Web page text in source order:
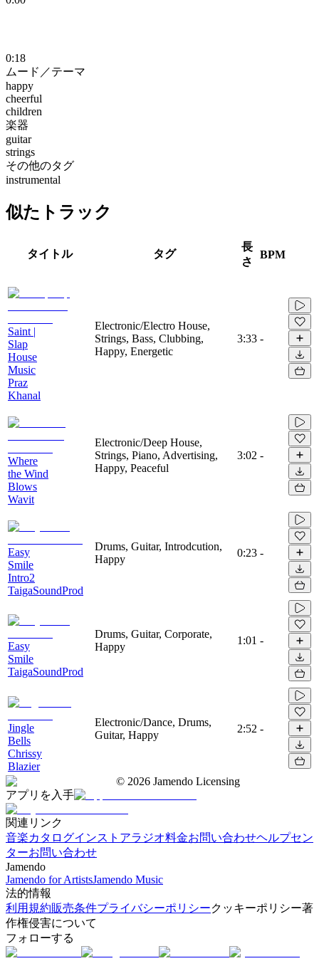
0:18
ムード／テーマ
happy
cheerful
children
楽器
guitar
strings
その他のタグ
instrumental
似たトラック
タイトル タグ
長
さ
BPM
Saint |
Slap
House
Music
Praz
Khanal
Electronic/Electro House,
Strings, Bass, Clubbing,
Happy, Energetic
3:33 -
Where
the Wind
Blows
Wavit
Electronic/Deep House,
Strings, Piano, Advertising,
Happy, Peaceful
3:02 -
Easy
Smile
Intro2
TaigaSoundProd
Drums, Guitar, Introdcution,
Happy
0:23 -
Easy
Smile
TaigaSoundProd
Drums, Guitar, Corporate,
Happy
1:01 -
Jingle
Bells
Chrissy
Blazier
Electronic/Dance, Drums,
Guitar, Happy
2:52 -
© 2026 Jamendo Licensing
アプリを入手
関連リンク
音楽カタログインストアラジオ料金お問い合わせヘルプセン
ターお問い合わせ
Jamendo
Jamendo for ArtistsJamendo Music
法的情報
利用規約販売条件プライバシーポリシークッキーポリシー著
作権侵害について
フォローする